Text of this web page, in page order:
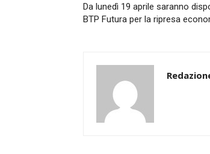
Da lunedì 19 aprile saranno
BTP Futura per la ripresa